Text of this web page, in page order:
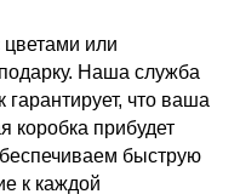
цветами или
Наша служба
гарантирует, что ваша
коробка прибудет
быструю
к каждой